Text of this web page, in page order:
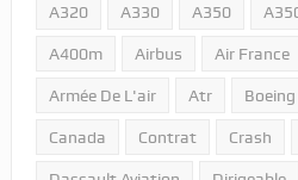
A320 A330 A350
A400m Airbus Air France
Armée De L'air Atr Boeing
Canada Contrat Crash